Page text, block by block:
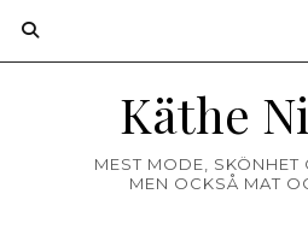
Käthe
MEST MODE, SKÖNHET
MEN OCKSÅ MAT